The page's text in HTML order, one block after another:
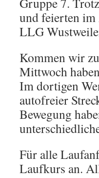
und feierten im
LLG
Kommen wir
Mittwoch
Im dortigen
autofreier
Bewegung
Für alle
Laufkurs an.